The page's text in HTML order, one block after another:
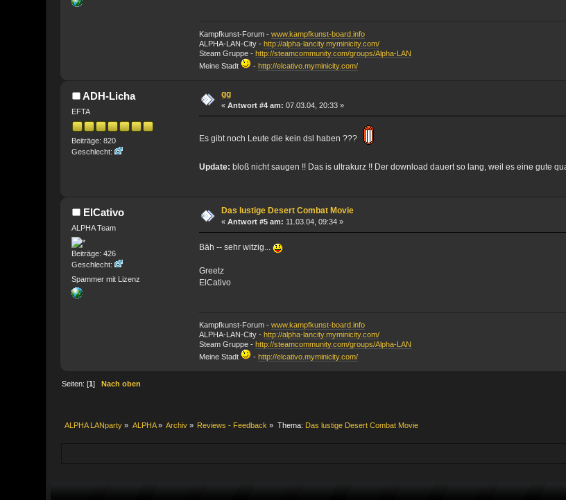
Kampfkunst-Forum - www.kampfkunst-board.info
ALPHA-LAN-City - http://alpha-lancity.myminicity.com/
Steam Gruppe - http://steamcommunity.com/groups/Alpha-LAN
Meine Stadt
- http://elcativo.myminicity.com/
ADH-Licha
EFTA
Beiträge: 820
Geschlecht:
gg
«Antwort #4 am: 07.03.04, 20:33 »
Es gibt noch Leute die kein dsl haben ???
Update: bloß nicht saugen !! Das is ultrakurz !! Der download dauert so lang, weil es eine gute
ElCativo
ALPHA Team
Beiträge: 426
Geschlecht:
Spammer mit Lizenz
Das lustige Desert Combat Movie
«Antwort #5 am: 11.03.04, 09:34 »
Bäh -- sehr witzig...
Greetz
ElCativo
Kampfkunst-Forum - www.kampfkunst-board.info
ALPHA-LAN-City - http://alpha-lancity.myminicity.com/
Steam Gruppe - http://steamcommunity.com/groups/Alpha-LAN
Meine Stadt
- http://elcativo.myminicity.com/
Seiten: [1]
Nach oben
ALPHA LANparty » ALPHA» Archiv » Reviews - Feedback » Thema: Das lustige Desert Combat Movie